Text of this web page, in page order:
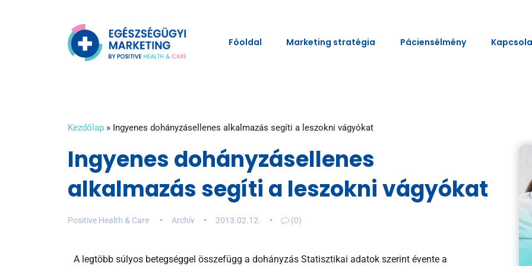
Föoldal Marketing stratégia Páciensélmény
Kezdőlap » Ingyenes dohányzásellenes alkalmazás segíti a leszokni vágyókat
Ingyenes dohányzásellenes
alkalmazás segíti a leszokni vágyókat
Positive Health & Care Archív 2013.02.12. (0)
A legtöbb súlyos betegséggel összefügg a dohányzás Statisztikai adatok szerint évente a